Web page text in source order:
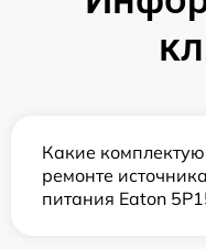
Какие
ремонте
питания Eaton